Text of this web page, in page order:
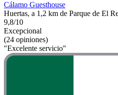
Cálamo Guesthouse
Huertas, a 1,2 km de Parque de El
9,8/10
Excepcional
(24 opiniones)
"Excelente servicio"